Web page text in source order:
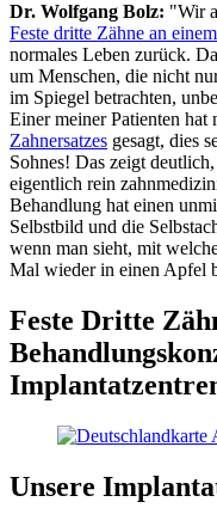
Dr. Wolfgang Bolz: "Wir
Feste dritte Zähne an
normales Leben zurück.
um Menschen, die nicht
im Spiegel betrachten,
Einer meiner Patienten hat
Zahnersatzes gesagt, dies
Sohnes! Das zeigt
eigentlich rein
Behandlung hat einen
Selbstbild und die
wenn man sieht, mit
Mal wieder in einen Apfel
Feste Dritte
Unsere